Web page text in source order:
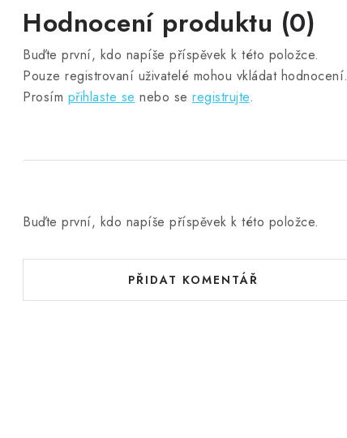
Hodnocení produktu (0)
Buďte první, kdo napíše příspěvek k této položce.
Pouze registrovaní uživatelé mohou vkládat hodnocení.
Prosím přihlaste se nebo se registrujte.
Buďte první, kdo napíše příspěvek k této položce.
PŘIDAT KOMENTÁŘ